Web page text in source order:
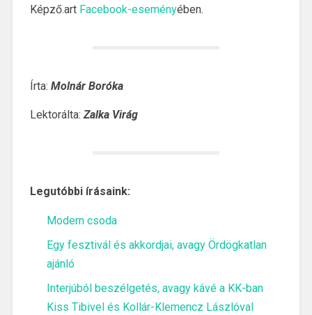
Képző.artFacebook-eseményében.
Írta: Molnár Boróka
Lektorálta: Zalka Virág
Legutóbbi írásaink:
Modern csoda
Egy fesztivál és akkordjai, avagy Ördögkatlan
ajánló
Interjúból beszélgetés, avagy kávé a KK-ban
Kiss Tibivel és Kollár-Klemencz Lászlóval